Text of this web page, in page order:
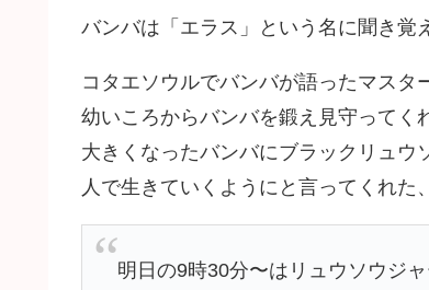
バンバは「エラス」という名に聞き覚
コタエソウルでバンバが語ったマスタ
幼いころからバンバを鍛え見守ってく
大きくなったバンバにブラックリュウ
人で生きていくようにと言ってくれた
明日の9時30分〜はリュウソウジ